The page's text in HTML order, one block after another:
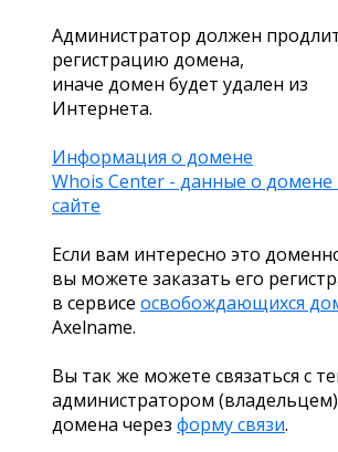
Администратор должен
регистрацию домена,
иначе домен будет удален из
Интернета.
Информация о домене
Whois Center - данные о домене
сайте
Если вам интересно это
вы можете заказать его
в сервисе освобождающихся
Axelname.
Вы так же можете связаться с
администратором (владельцем)
домена через форму связи.